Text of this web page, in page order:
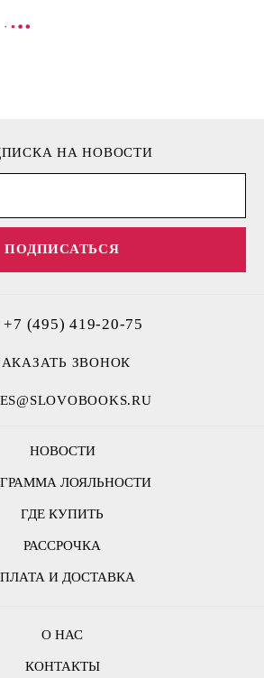
НОВОСТИ
ЛОЯЛЬНОСТИ
ГДЕ КУПИТЬ
РАССРОЧКА
И ДОСТАВКА
НА НОВОСТИ
ПОДПИСАТЬСЯ
О НАС
КОНТАКТЫ
+7 (495) 419-20-75
ЗВОНОК